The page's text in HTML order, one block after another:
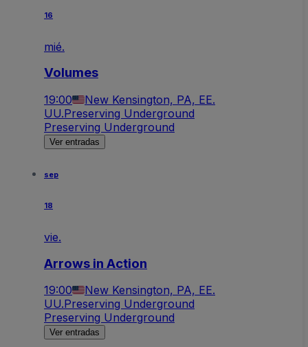
16
mié.
Volumes
19:00
New Kensington, PA, EE.
UU.Preserving Underground
Preserving Underground
Ver entradas
sep
18
vie.
Arrows in Action
19:00
New Kensington, PA, EE.
UU.Preserving Underground
Preserving Underground
Ver entradas